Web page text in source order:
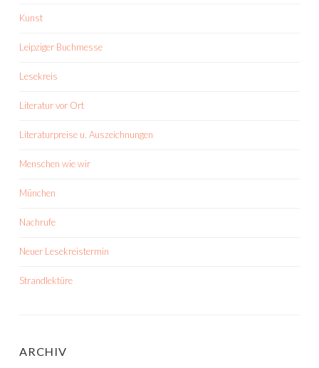
Kunst
Leipziger Buchmesse
Lesekreis
Literatur vor Ort
Literaturpreise u. Auszeichnungen
Menschen wie wir
München
Nachrufe
Neuer Lesekreistermin
Strandlektüre
ARCHIV